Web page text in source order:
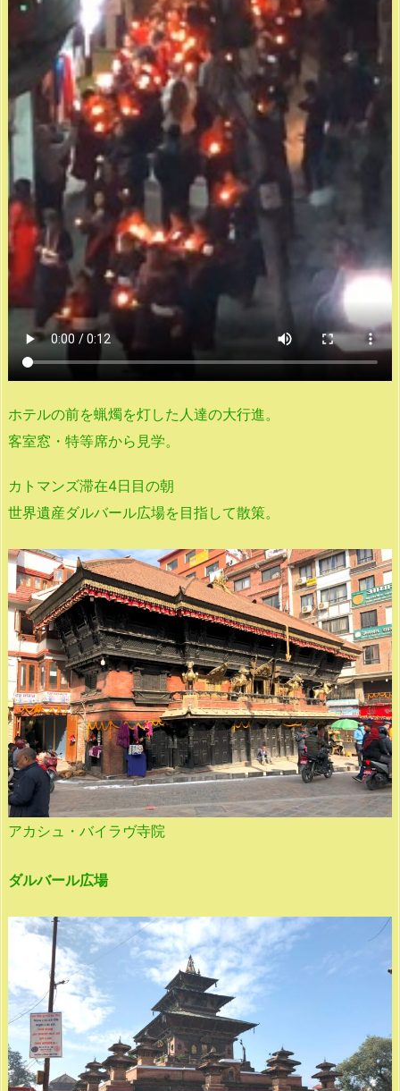
ホテルの前を蝋燭を灯した人達の大行進。
客室窓・特等席から見学。
カトマンズ滞在4日目の朝
世界遺産ダルバール広場を目指して散策。
アカシュ・バイラヴ寺院
ダルバール広場